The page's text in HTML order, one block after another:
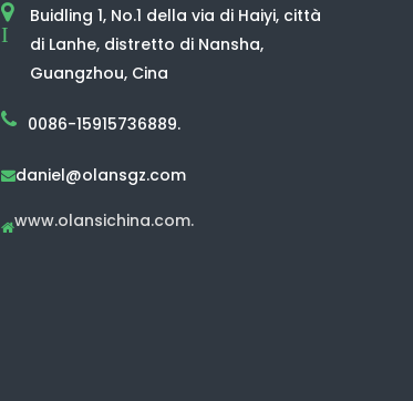
I
Buidling 1, No.1 della via di Haiyi, città
di Lanhe, distretto di Nansha,
Guangzhou, Cina
0086-15915736889.
daniel@olansgz.com
www.olansichina.com.